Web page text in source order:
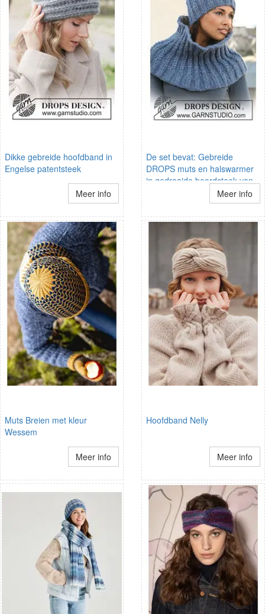
Dikke gebreide hoofdband in
Engelse patentsteek
Meer info
De set bevat: Gebreide
DROPS muts en halswarmer
in gedraaide boordsteek van
Meer info
Muts Breien met kleur
Wessem
Meer info
Hoofdband Nelly
Meer info